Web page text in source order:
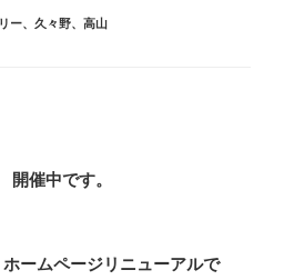
ー、 久々野、 高山
催中です。
ムページリニューアルで